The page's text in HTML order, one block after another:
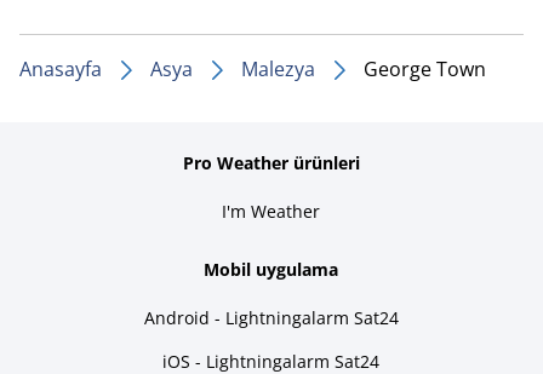
Anasayfa Asya Malezya George Town
Pro Weather ürünleri
I'm Weather
Mobil uygulama
Android - Lightningalarm Sat24
iOS - Lightningalarm Sat24